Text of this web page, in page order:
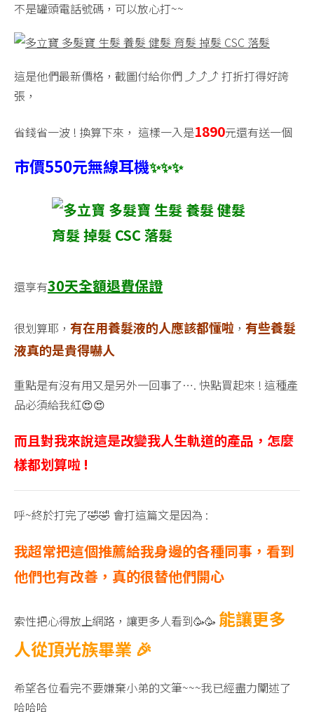
不是罐頭電話號碼，可以放心打~~
這是他們最新價格，截圖付給你們 ⤴️⤴️⤴️ 打折打得好誇
張，
省錢省一波 ! 換算下來， 這樣一入是1890元還有送一個
市價550元無線耳機✨✨✨
還享有30天全額退費保證
很划算耶， 有在用養髮液的人應該都懂啦 ， 有些養髮
液真的是貴得嚇人
重點是有沒有用又是另外一回事了…. 快點買起來 ! 這種產
品必須給我紅😍😍
而且對我來說這是改變我人生軌道的產品，怎麼
樣都划算啦 !
呼~終於打完了🤣🤣 會打這篇文是因為 :
我超常把這個推薦給我身邊的各種同事，看到
他們也有改善，真的很替他們開心
索性把心得放上網路，讓更多人看到🥳🥳 能讓更多
人從頂光族畢業 🎉
希望各位看完不要嫌棄小弟的文筆~~~我已經盡力闡述了
哈哈哈